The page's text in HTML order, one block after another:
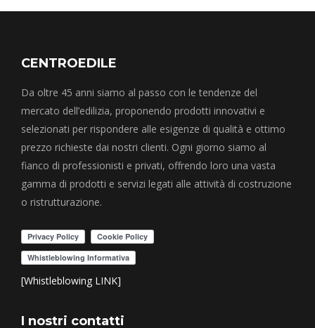
CENTROEDILE
Da oltre 45 anni siamo al passo con le tendenze del
mercato dell’edilizia, proponendo prodotti innovativi e
selezionati per rispondere alle esigenze di qualità e ottimo
prezzo richieste dai nostri clienti. Ogni giorno siamo al
fianco di professionisti e privati, offrendo loro una vasta
gamma di prodotti e servizi legati alle attività di costruzione
o ristrutturazione.
[Whistleblowing LINK]
I nostri contatti